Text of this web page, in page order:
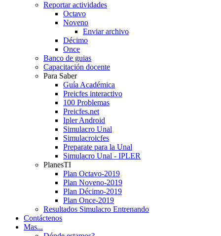
Reportar actividades
Octavo
Noveno
Enviar archivo
Décimo
Once
Banco de guias
Capacitación docente
Para Saber
Guía Académica
Preicfes interactivo
100 Problemas
Preicfes.net
Ipler Android
Simulacro Unal
Simulacroicfes
Preparate para la Unal
Simulacro Unal - IPLER
PlanesTI
Plan Octavo-2019
Plan Noveno-2019
Plan Décimo-2019
Plan Once-2019
Resultados Simulacro Entrenando
Contáctenos
Mas...